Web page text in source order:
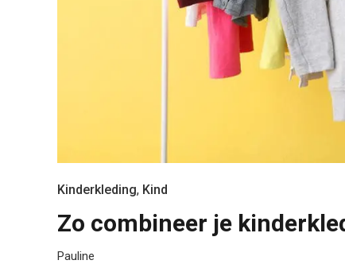
Kinderkleding, Kind
Zo combineer je
Pauline